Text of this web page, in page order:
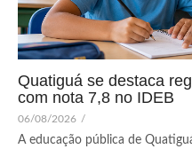
Quatiguá se destaca
com nota 7,8 no IDEB
06/08/2026 /
A educação pública de